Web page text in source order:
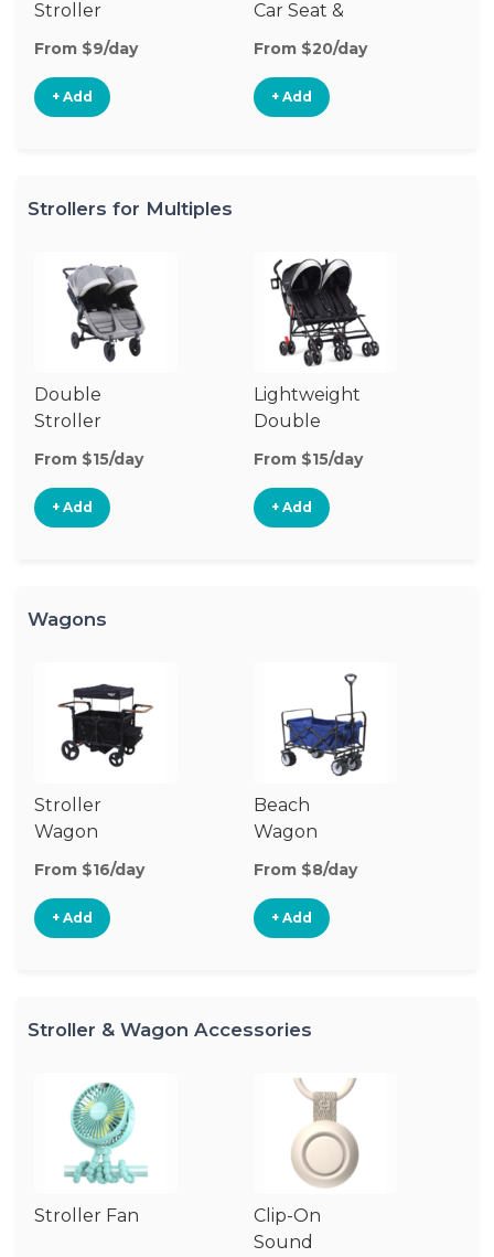
Stroller
From $9/day
+ Add
Car Seat &
Stroller
From $20/day
+ Add
Strollers for Multiples
Double
Stroller
From $15/day
+ Add
Lightweight
Double
Stroller
From $15/day
+ Add
Wagons
Stroller
Wagon
From $16/day
+ Add
Beach
Wagon
From $8/day
+ Add
Stroller & Wagon Accessories
Stroller Fan
Clip-On
Sound